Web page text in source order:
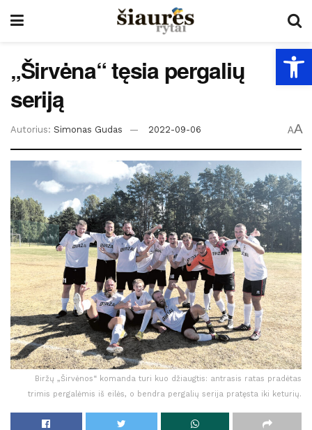
„Širvėna“ tęsia pergalių
seriją
Autorius: Simonas Gudas 2022-09-06 AA
Biržų „Širvėnos“ komanda turi kuo džiaugtis: antrasis ratas pradėtas
trimis pergalėmis iš eilės, o bendra pergalių serija pratęsta iki keturių.